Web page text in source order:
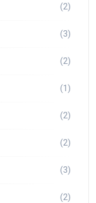
(2)
(3)
(2)
(1)
(2)
(2)
(3)
(2)